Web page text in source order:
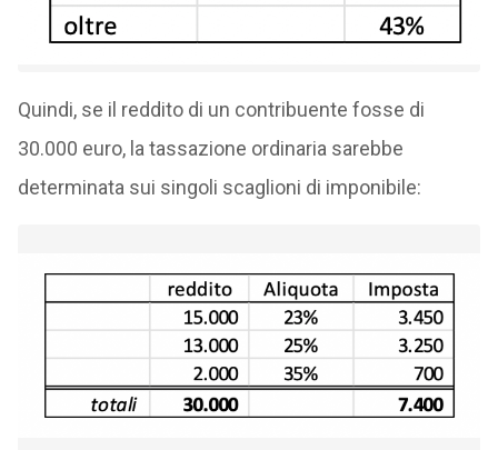
Quindi, se il reddito di un contribuente fosse di
30.000 euro, la tassazione ordinaria sarebbe
determinata sui singoli scaglioni di imponibile: